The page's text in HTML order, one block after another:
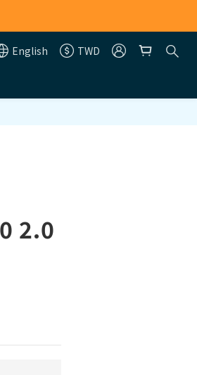
English
TWD
2.0